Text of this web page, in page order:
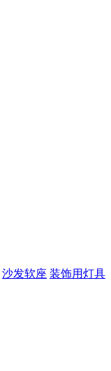
沙发软座 装饰用灯具